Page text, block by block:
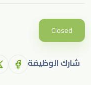
Closed
شارك الوظيفة